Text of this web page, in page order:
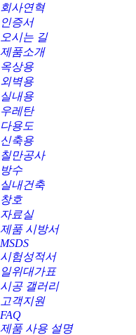
회사연혁
인증서
오시는 길
제품소개
옥상용
외벽용
실내용
우레탄
다용도
신축용
칠만공사
방수
실내건축
창호
자료실
제품 시방서
MSDS
시험성적서
일위대가표
시공 갤러리
고객지원
FAQ
제품 사용 설명